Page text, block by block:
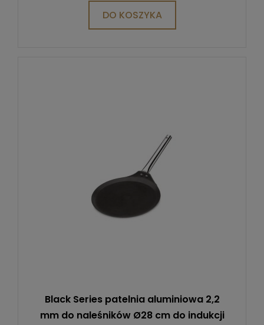
DO KOSZYKA
Black Series patelnia aluminiowa 2,2
mm do naleśników Ø28 cm do indukcji